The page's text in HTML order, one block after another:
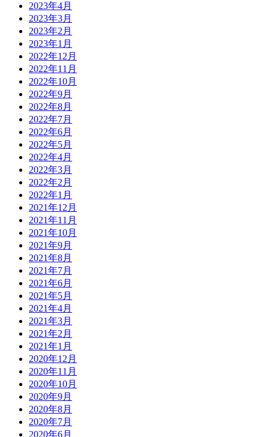
2023年4月
2023年3月
2023年2月
2023年1月
2022年12月
2022年11月
2022年10月
2022年9月
2022年8月
2022年7月
2022年6月
2022年5月
2022年4月
2022年3月
2022年2月
2022年1月
2021年12月
2021年11月
2021年10月
2021年9月
2021年8月
2021年7月
2021年6月
2021年5月
2021年4月
2021年3月
2021年2月
2021年1月
2020年12月
2020年11月
2020年10月
2020年9月
2020年8月
2020年7月
2020年6月